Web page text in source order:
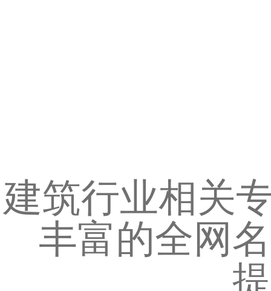
建筑行业相关
丰富的全网